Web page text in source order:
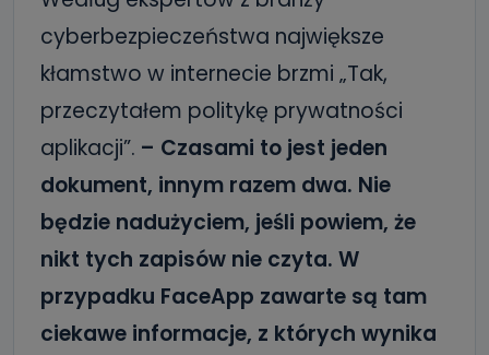
cyberbezpieczeństwa największe
kłamstwo w internecie brzmi „Tak,
przeczytałem politykę prywatności
aplikacji”. – Czasami to jest jeden
dokument, innym razem dwa. Nie
będzie nadużyciem, jeśli powiem, że
nikt tych zapisów nie czyta. W
przypadku FaceApp zawarte są tam
ciekawe informacje, z których wynika